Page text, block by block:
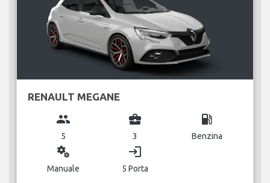
RENAULT MEGANE
group
5
business_center
3
local_gas_station
Benzina
miscellaneous_services
Manuale
login
5 Porta